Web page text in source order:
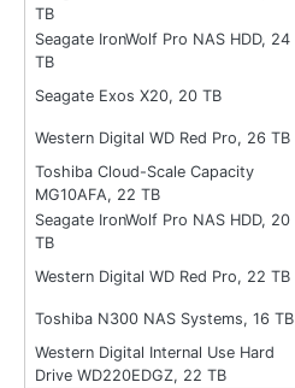
TB
Seagate IronWolf Pro NAS HDD, 24
TB
Seagate Exos X20, 20 TB
Western Digital WD Red Pro, 26 TB
Toshiba Cloud-Scale Capacity
MG10AFA, 22 TB
Seagate IronWolf Pro NAS HDD, 20
TB
Western Digital WD Red Pro, 22 TB
Toshiba N300 NAS Systems, 16 TB
Western Digital Internal Use Hard
Drive WD220EDGZ, 22 TB